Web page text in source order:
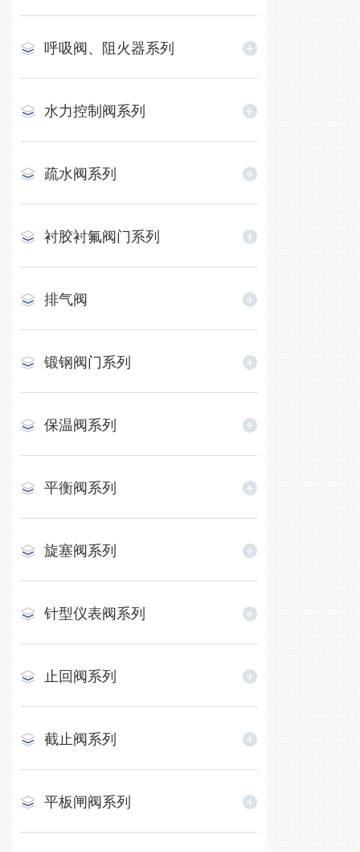
呼吸阀、阻火器系列
水力控制阀系列
疏水阀系列
衬胶衬氟阀门系列
排气阀
锻钢阀门系列
保温阀系列
平衡阀系列
旋塞阀系列
针型仪表阀系列
止回阀系列
截止阀系列
平板闸阀系列